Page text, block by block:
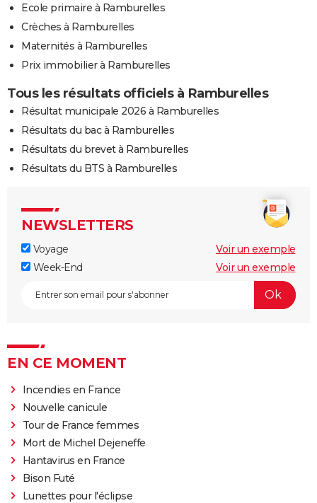
Ecole primaire à Ramburelles
Crèches à Ramburelles
Maternités à Ramburelles
Prix immobilier à Ramburelles
Tous les résultats officiels à Ramburelles
Résultat municipale 2026 à Ramburelles
Résultats du bac à Ramburelles
Résultats du brevet à Ramburelles
Résultats du BTS à Ramburelles
NEWSLETTERS
Voyage
Voir un exemple
Week-End
Voir un exemple
EN CE MOMENT
Incendies en France
Nouvelle canicule
Tour de France femmes
Mort de Michel Dejeneffe
Hantavirus en France
Bison Futé
Lunettes pour l'éclipse